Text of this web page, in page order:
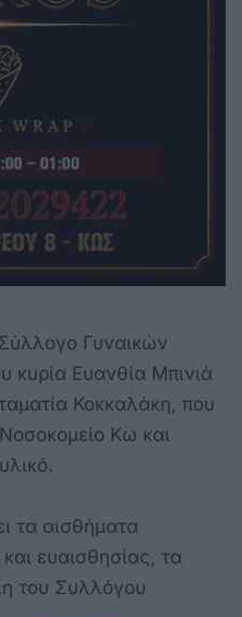
Γυναικών
κυρία Ευανθία Μπινιά
Κοκκαλάκη, που
Κω και
τα αισθήματα
ευαισθησίας, τα
του Συλλόγου